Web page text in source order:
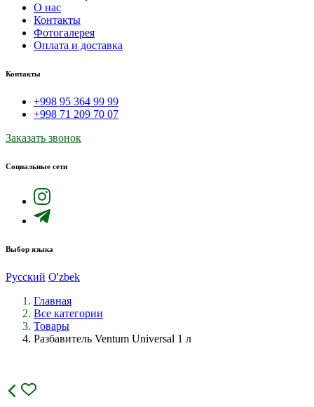
О нас
Контакты
Фотогалерея
Оплата и доставка
Контакты
+998 95 364 99 99
+998 71 209 70 07
Заказать звонок
Социальные сети
Выбор языка
Русский O'zbek
Главная
Все категории
Товары
Разбавитель Ventum Universal 1 л